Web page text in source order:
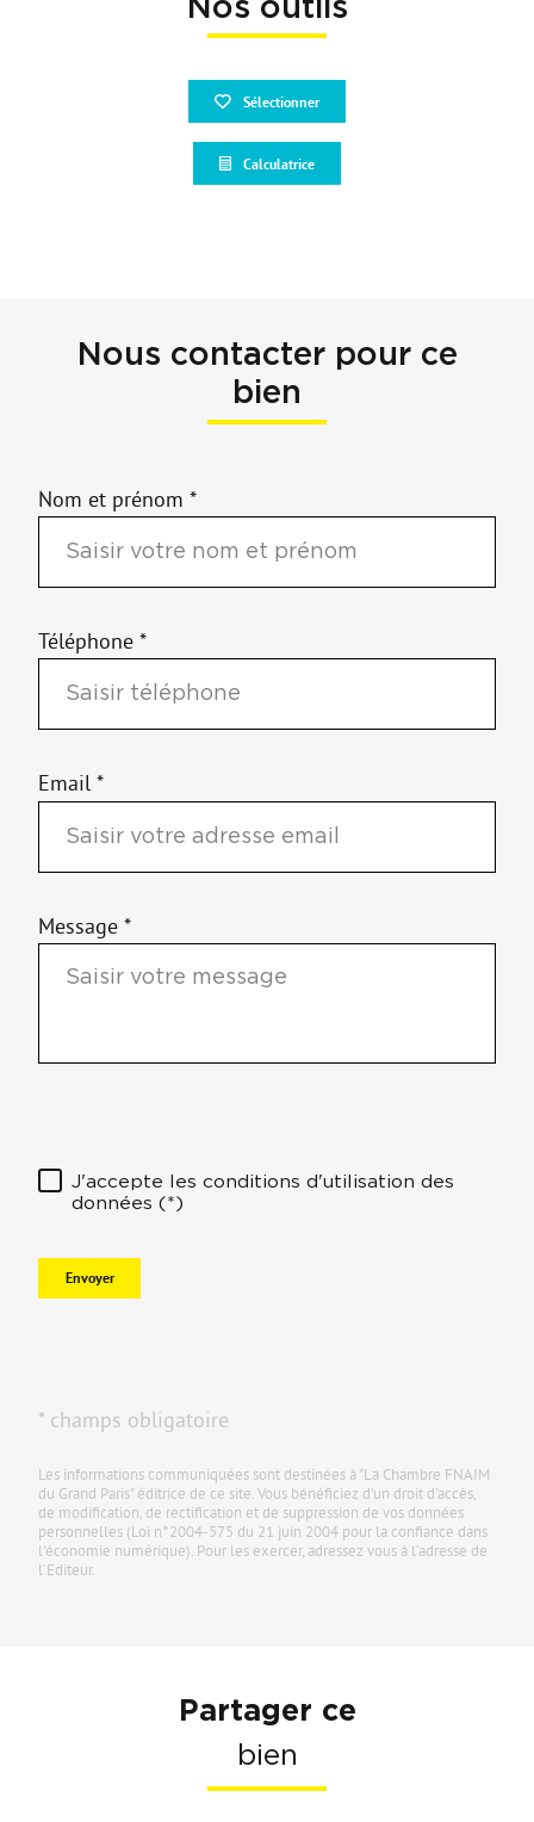
Nos outils
Sélectionner
Calculatrice
Nous contacter pour ce
bien
Nom et prénom *
Téléphone *
Email *
Message *
J'accepte les conditions d'utilisation des
données (*)
Envoyer
* champs obligatoire
Les informations communiquées sont destinées à "La Chambre FNAIM
du Grand Paris" éditrice de ce site. Vous bénéficiez d'un droit d'accès,
de modification, de rectification et de suppression de vos données
personnelles (Loi n°2004-575 du 21 juin 2004 pour la confiance dans
l'économie numérique). Pour les exercer, adressez vous à l’adresse de
l’Editeur.
Partager ce
bien